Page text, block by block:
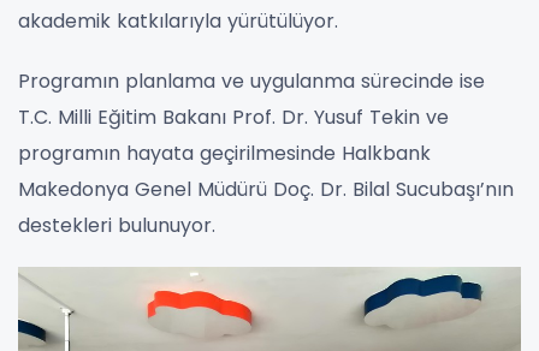
akademik katkılarıyla yürütülüyor.
Programın planlama ve uygulanma sürecinde ise
T.C. Milli Eğitim Bakanı Prof. Dr. Yusuf Tekin ve
programın hayata geçirilmesinde Halkbank
Makedonya Genel Müdürü Doç. Dr. Bilal Sucubaşı’nın
destekleri bulunuyor.